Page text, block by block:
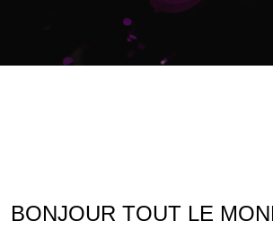
BONJOUR TOUT LE